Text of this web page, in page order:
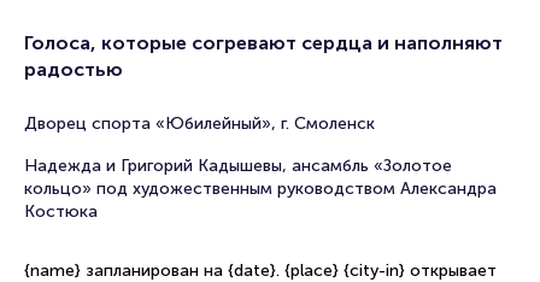
Голоса, которые согревают сердца и наполняют
радостью
Дворец cпорта «Юбилейный», г. Смоленск
Надежда и Григорий Кадышевы, ансамбль «Золотое
кольцо» под художественным руководством Александра
Костюка
{name} запланирован на {date}. {place} {city-in} открывает